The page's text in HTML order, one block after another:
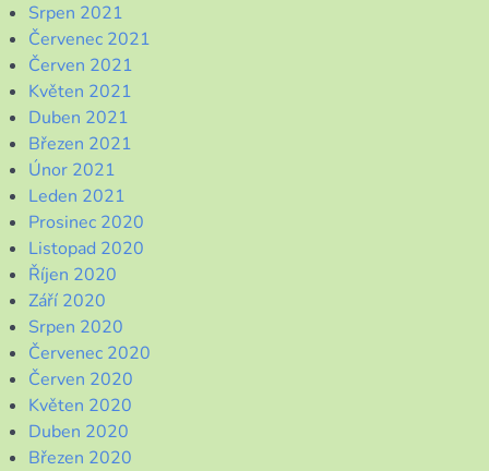
Srpen 2021
Červenec 2021
Červen 2021
Květen 2021
Duben 2021
Březen 2021
Únor 2021
Leden 2021
Prosinec 2020
Listopad 2020
Říjen 2020
Září 2020
Srpen 2020
Červenec 2020
Červen 2020
Květen 2020
Duben 2020
Březen 2020